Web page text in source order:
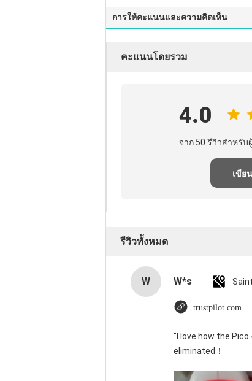
การให้คะแนนและความคิดเห็น
คะแนนโดยรวม
4.0
จาก 50 รีวิวสําหรั
เขีย
รีวิวทั้งหมด
W W*s
trustpilot.com
"I love how the
eliminated！